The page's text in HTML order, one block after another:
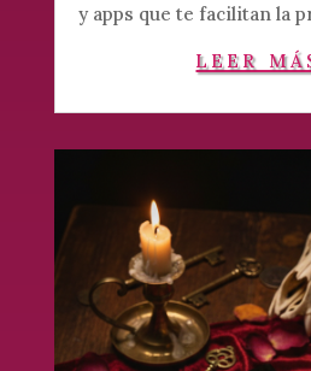
y apps que te facilitan la
leer